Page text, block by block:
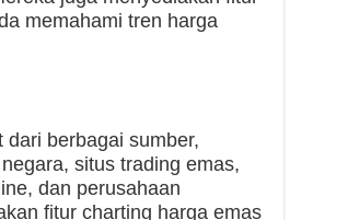
memahami tren harga
berbagai sumber,
situs trading emas,
dan perusahaan
fitur charting harga emas